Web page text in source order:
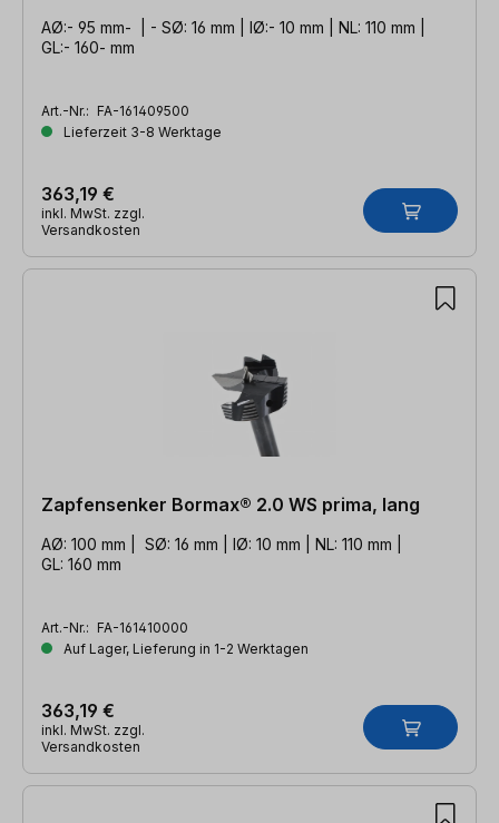
AØ:- 95 mm- | - SØ: 16 mm | IØ:- 10 mm | NL: 110 mm |
GL:- 160- mm
Art.-Nr.: FA-161409500
Lieferzeit 3-8 Werktage
363,19 €
inkl. MwSt. zzgl.
Versandkosten
Zapfensenker Bormax® 2.0 WS prima, lang
AØ: 100 mm | SØ: 16 mm | IØ: 10 mm | NL: 110 mm |
GL: 160 mm
Art.-Nr.: FA-161410000
Auf Lager, Lieferung in 1-2 Werktagen
363,19 €
inkl. MwSt. zzgl.
Versandkosten